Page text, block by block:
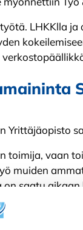
LHKKlla
Yrittäjäopisto
toimija, vaan
muiden
saatu